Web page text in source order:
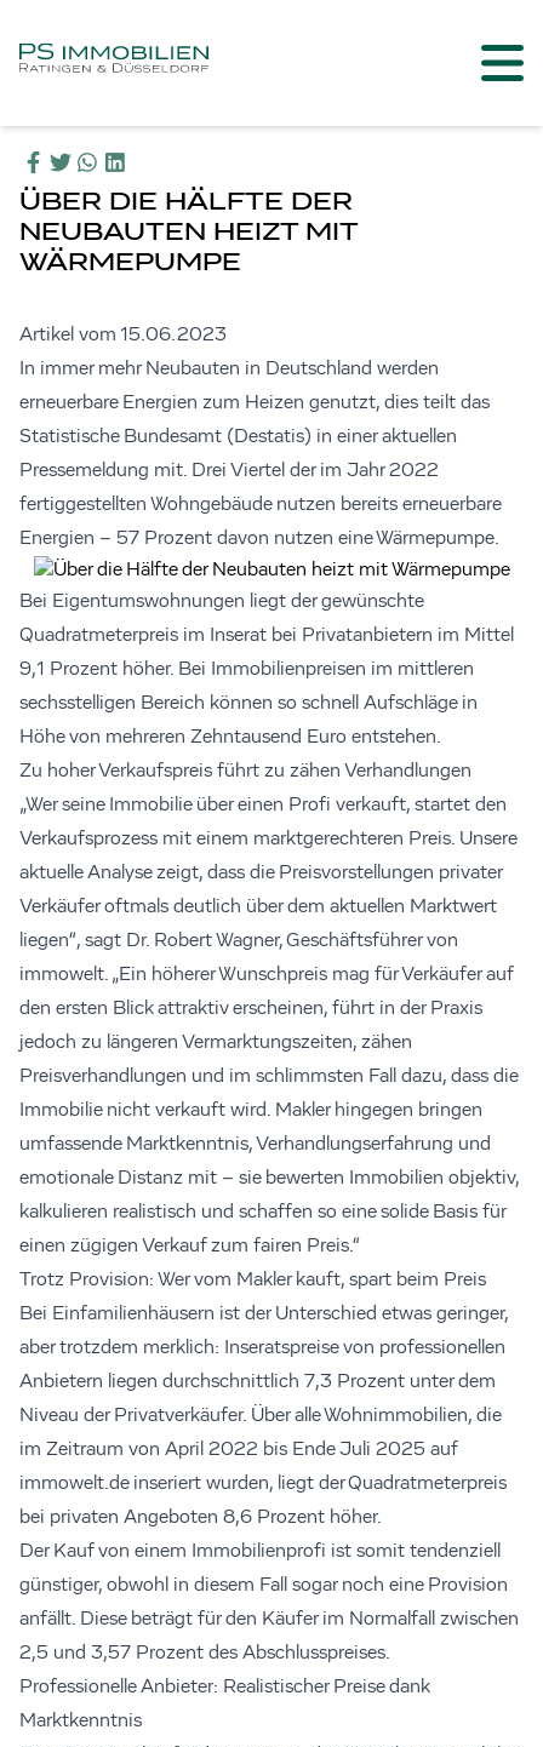
ÜBER DIE HÄLFTE DER
NEUBAUTEN HEIZT MIT
WÄRMEPUMPE
Artikel vom 15.06.2023
In immer mehr Neubauten in Deutschland werden
erneuerbare Energien zum Heizen genutzt, dies teilt das
Statistische Bundesamt (Destatis) in einer aktuellen
Pressemeldung mit. Drei Viertel der im Jahr 2022
fertiggestellten Wohngebäude nutzen bereits erneuerbare
Energien – 57 Prozent davon nutzen eine Wärmepumpe.
Bei Eigentumswohnungen liegt der gewünschte
Quadratmeterpreis im Inserat bei Privatanbietern im Mittel
9,1 Prozent höher. Bei Immobilienpreisen im mittleren
sechsstelligen Bereich können so schnell Aufschläge in
Höhe von mehreren Zehntausend Euro entstehen.
Zu hoher Verkaufspreis führt zu zähen Verhandlungen
„Wer seine Immobilie über einen Profi verkauft, startet den
Verkaufsprozess mit einem marktgerechteren Preis. Unsere
aktuelle Analyse zeigt, dass die Preisvorstellungen privater
Verkäufer oftmals deutlich über dem aktuellen Marktwert
liegen“, sagt Dr. Robert Wagner, Geschäftsführer von
immowelt. „Ein höherer Wunschpreis mag für Verkäufer auf
den ersten Blick attraktiv erscheinen, führt in der Praxis
jedoch zu längeren Vermarktungszeiten, zähen
Preisverhandlungen und im schlimmsten Fall dazu, dass die
Immobilie nicht verkauft wird. Makler hingegen bringen
umfassende Marktkenntnis, Verhandlungserfahrung und
emotionale Distanz mit – sie bewerten Immobilien objektiv,
kalkulieren realistisch und schaffen so eine solide Basis für
einen zügigen Verkauf zum fairen Preis.“
Trotz Provision: Wer vom Makler kauft, spart beim Preis
Bei Einfamilienhäusern ist der Unterschied etwas geringer,
aber trotzdem merklich: Inseratspreise von professionellen
Anbietern liegen durchschnittlich 7,3 Prozent unter dem
Niveau der Privatverkäufer. Über alle Wohnimmobilien, die
im Zeitraum von April 2022 bis Ende Juli 2025 auf
immowelt.de inseriert wurden, liegt der Quadratmeterpreis
bei privaten Angeboten 8,6 Prozent höher.
Der Kauf von einem Immobilienprofi ist somit tendenziell
günstiger, obwohl in diesem Fall sogar noch eine Provision
anfällt. Diese beträgt für den Käufer im Normalfall zwischen
2,5 und 3,57 Prozent des Abschlusspreises.
Professionelle Anbieter: Realistischer Preise dank
Marktkenntnis